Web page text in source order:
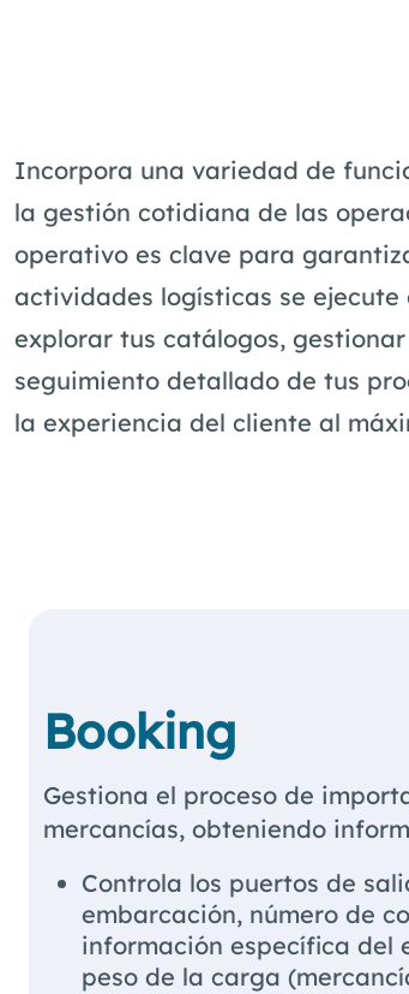
Incorpora una variedad de
la gestión cotidiana de las
operativo es clave para
actividades logísticas se
explorar tus catálogos,
seguimiento detallado de tus
la experiencia del cliente al
Booking
Gestiona el proceso de
mercancías, obteniendo
Controla los puertos de
embarcación, número de
información específica del
peso de la carga